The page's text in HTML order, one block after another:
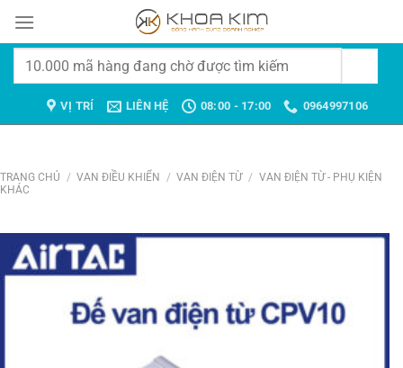
đến
Tìm
VỊ TRÍ LIÊN HỆ 08:00 - 17:00 0964997106
TRANG CHỦ / VAN ĐIỀU KHIỂN / VAN ĐIỆN TỪ / VAN ĐIỆN TỪ - PHỤ KIỆN
KHÁC